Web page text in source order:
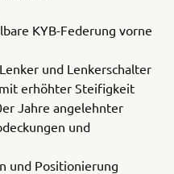
KYB-Federung vorne
und Lenkerschalter
erhöhter Steifigkeit
Jahre angelehnter
und
und Positionierung